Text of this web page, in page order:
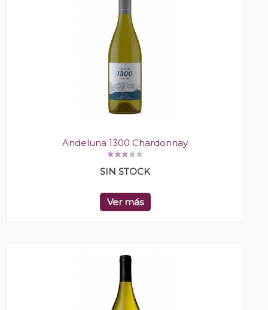
Andeluna 1300 Chardonnay
SIN STOCK
Ver más